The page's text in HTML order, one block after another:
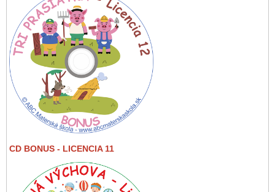
CD BONUS - LICENCIA 11